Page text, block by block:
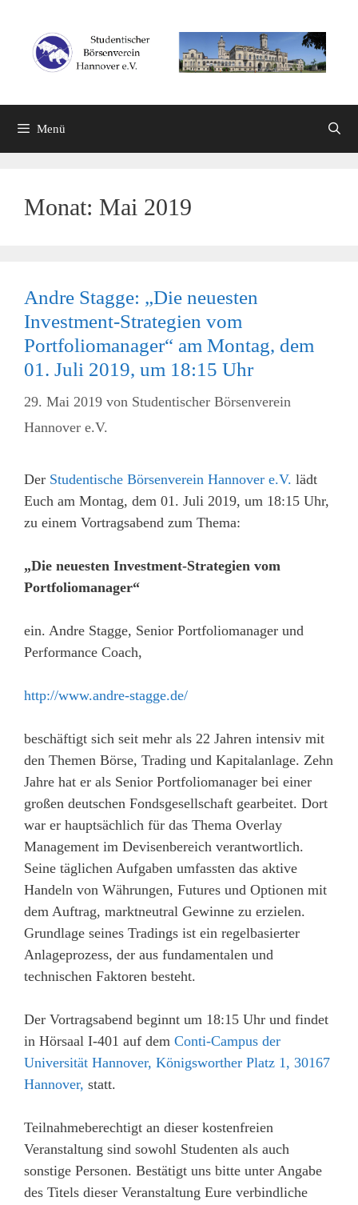
springen
Menü
Monat: Mai 2019
Andre Stagge: „Die neuesten
Investment-Strategien vom
Portfoliomanager“ am Montag, dem
01. Juli 2019, um 18:15 Uhr
29. Mai 2019 von Studentischer Börsenverein
Hannover e.V.
Der Studentische Börsenverein Hannover e.V. lädt
Euch am Montag, dem 01. Juli 2019, um 18:15 Uhr,
zu einem Vortragsabend zum Thema:
„Die neuesten Investment-Strategien vom
Portfoliomanager“
ein. Andre Stagge, Senior Portfoliomanager und
Performance Coach,
http://www.andre-stagge.de/
beschäftigt sich seit mehr als 22 Jahren intensiv mit
den Themen Börse, Trading und Kapitalanlage. Zehn
Jahre hat er als Senior Portfoliomanager bei einer
großen deutschen Fondsgesellschaft gearbeitet. Dort
war er hauptsächlich für das Thema Overlay
Management im Devisenbereich verantwortlich.
Seine täglichen Aufgaben umfassten das aktive
Handeln von Währungen, Futures und Optionen mit
dem Auftrag, marktneutral Gewinne zu erzielen.
Grundlage seines Tradings ist ein regelbasierter
Anlageprozess, der aus fundamentalen und
technischen Faktoren besteht.
Der Vortragsabend beginnt um 18:15 Uhr und findet
in Hörsaal I-401 auf dem Conti-Campus der
Universität Hannover, Königsworther Platz 1, 30167
Hannover, statt.
Teilnahmeberechtigt an dieser kostenfreien
Veranstaltung sind sowohl Studenten als auch
sonstige Personen. Bestätigt uns bitte unter Angabe
des Titels dieser Veranstaltung Eure verbindliche